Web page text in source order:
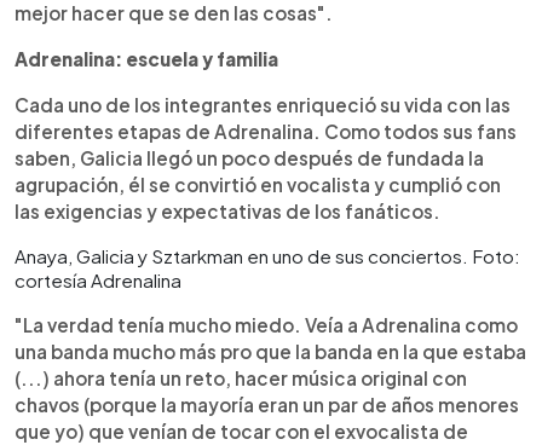
mejor hacer que se den las cosas".
Adrenalina: escuela y familia
Cada uno de los integrantes enriqueció su vida con las
diferentes etapas de Adrenalina. Como todos sus fans
saben, Galicia llegó un poco después de fundada la
agrupación, él se convirtió en vocalista y cumplió con
las exigencias y expectativas de los fanáticos.
Anaya, Galicia y Sztarkman en uno de sus conciertos. Foto:
cortesía Adrenalina
"La verdad tenía mucho miedo. Veía a Adrenalina como
una banda mucho más pro que la banda en la que estaba
(...) ahora tenía un reto, hacer música original con
chavos (porque la mayoría eran un par de años menores
que yo) que venían de tocar con el exvocalista de